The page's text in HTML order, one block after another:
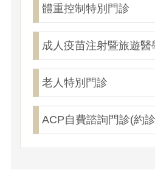
體重控制特別門診
成人疫苗注射暨旅遊醫
老人特別門診
ACP自費諮詢門診(約